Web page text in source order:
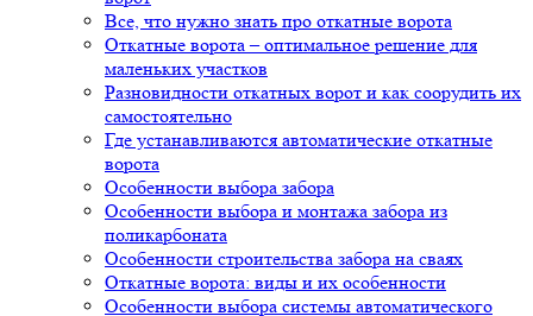
Все, что нужно знать про откатные ворота
Откатные ворота – оптимальное решение для
маленьких участков
Разновидности откатных ворот и как соорудить их
самостоятельно
Где устанавливаются автоматические откатные
ворота
Особенности выбора забора
Особенности выбора и монтажа забора из
поликарбоната
Особенности строительства забора на сваях
Откатные ворота: виды и их особенности
Особенности выбора системы автоматического